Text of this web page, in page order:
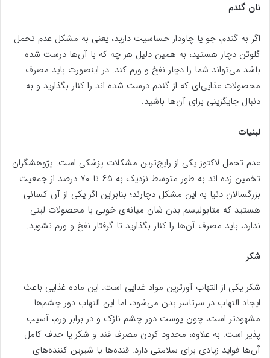
نان گندم
اگر به گندم، جو یا چاودار حساسیت دارید، یعنی به مشکل عدم تحمل
گلوتن دچار هستید، به همین دلیل هر چه که با آن‌ها درست شده
باشد می‌تواند شما را دچار نفخ و ورم کند. در اینصورت باید مصرف
محصولات غذایی‌ای که از گندم درست شده اند را کنار بگذارید و به
دنبال جایگزینی برای آن‌ها باشید.
لبنیات
عدم تحمل لاکتوز یکی از رایج‌ترین مشکلات پزشکی است. پژوهشگران
تخمین زده اند به طور متوسط نزدیک به ۶۵ تا ۷۰ درصد از جمعیت
بزرگسالان دنیا به این مشکل دچارند؛ بنابراین اگر یکی از آن کسانی
هستید که متابولیسم بدن شان میانه‌ی خوبی با محصولات لبنی
ندارد، باید مصرف آن‌ها را کنار بگذارید تا گرفتار نفخ و ورم نشوید.
شکر
شکر یکی از التهاب آورترین مواد غذایی است. این ماده غذایی باعث
ایجاد التهاب در سرتاسر بدن می‌شود، اما این التهاب دور چشم‌ها
مشهودتر است، چون پوست دور چشم نازک و در برابر ورم، آسیب
پذیر است. به علاوه، محدود کردن مصرف قند و شکر یا حذف کامل
آن‌ها فواید زیادی برای سلامتی دارد. قنده‌ها یا شیرین کننده‌های